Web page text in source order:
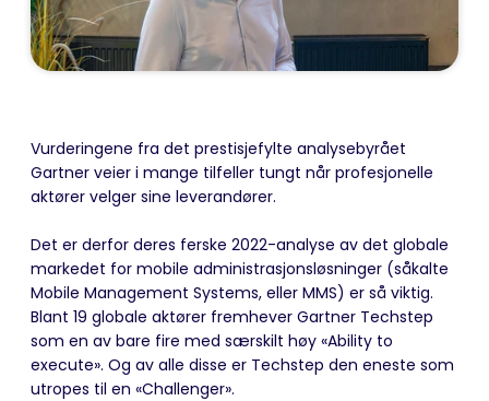
Vurderingene fra det prestisjefylte analysebyrået
Gartner veier i mange tilfeller tungt når profesjonelle
aktører velger sine leverandører.
Det er derfor deres ferske 2022-analyse av det globale
markedet for mobile administrasjonsløsninger (såkalte
Mobile Management Systems, eller MMS) er så viktig.
Blant 19 globale aktører fremhever Gartner Techstep
som en av bare fire med særskilt høy «Ability to
execute». Og av alle disse er Techstep den eneste som
utropes til en «Challenger».